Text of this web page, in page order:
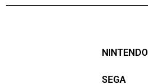
NINTENDO
SEGA